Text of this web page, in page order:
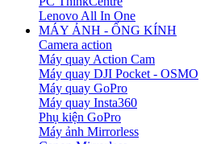
Lenovo All In One
MÁY ẢNH - ỐNG KÍNH
Camera action
Máy quay Action Cam
Máy quay DJI Pocket - OSMO
Máy quay GoPro
Máy quay Insta360
Phụ kiện GoPro
Máy ảnh Mirrorless